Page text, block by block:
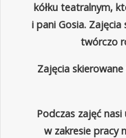
kółku teatralnym,
i pani Gosia.
twórczo
Zajęcia
Podczas zajęć
w zakresie pracy